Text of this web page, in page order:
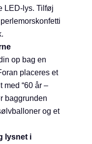
LED-lys. Tilføj
op bag en
placeres et
“60 år –
baggrunden
og et
lysnet i